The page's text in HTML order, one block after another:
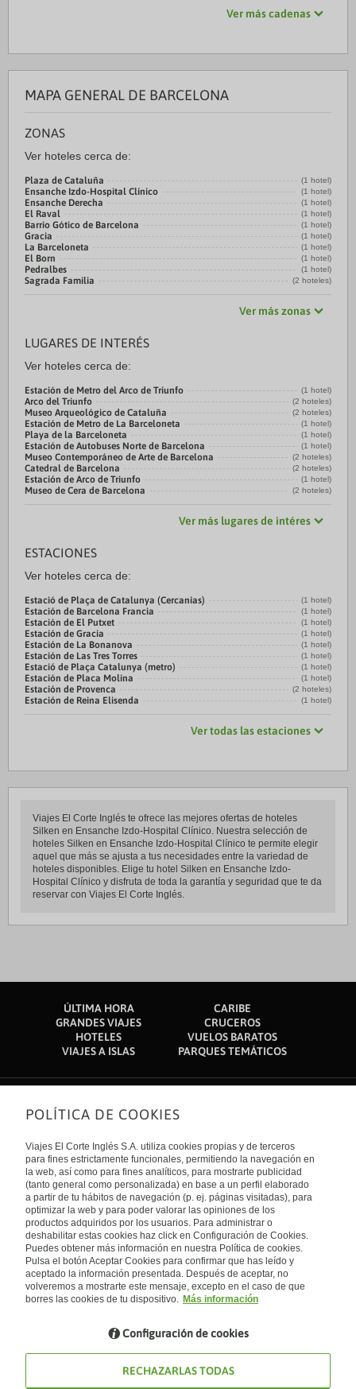
Ver más cadenas
MAPA GENERAL DE BARCELONA
ZONAS
Ver hoteles cerca de:
Plaza de Cataluña (1 hotel)
Ensanche Izdo-Hospital Clínico (1 hotel)
Ensanche Derecha (1 hotel)
El Raval (1 hotel)
Barrio Gótico de Barcelona (1 hotel)
Gracia (1 hotel)
La Barceloneta (1 hotel)
El Born (1 hotel)
Pedralbes (1 hotel)
Sagrada Familia (2 hoteles)
Ver más zonas
LUGARES DE INTERÉS
Ver hoteles cerca de:
Estación de Metro del Arco de Triunfo (1 hotel)
Arco del Triunfo (2 hoteles)
Museo Arqueológico de Cataluña (2 hoteles)
Estación de Metro de La Barceloneta (1 hotel)
Playa de la Barceloneta (1 hotel)
Estación de Autobuses Norte de Barcelona (1 hotel)
Museo Contemporáneo de Arte de Barcelona (2 hoteles)
Catedral de Barcelona (2 hoteles)
Estación de Arco de Triunfo (1 hotel)
Museo de Cera de Barcelona (2 hoteles)
Ver más lugares de intéres
ESTACIONES
Ver hoteles cerca de:
Estació de Plaça de Catalunya (Cercanias) (1 hotel)
Estación de Barcelona Francia (1 hotel)
Estación de El Putxet (1 hotel)
Estación de Gracia (1 hotel)
Estación de La Bonanova (1 hotel)
Estación de Las Tres Torres (1 hotel)
Estació de Plaça Catalunya (metro) (1 hotel)
Estación de Placa Molina (1 hotel)
Estación de Provenca (2 hoteles)
Estación de Reina Elisenda (1 hotel)
Ver todas las estaciones
Viajes El Corte Inglés te ofrece las mejores ofertas de hoteles
Silken en Ensanche Izdo-Hospital Clínico. Nuestra selección de
hoteles Silken en Ensanche Izdo-Hospital Clínico te permite elegir
aquel que más se ajusta a tus necesidades entre la variedad de
hoteles disponibles. Elige tu hotel Silken en Ensanche Izdo-
Hospital Clínico y disfruta de toda la garantía y seguridad que te da
reservar con Viajes El Corte Inglés.
ÚLTIMA HORA
CARIBE
GRANDES VIAJES
CRUCEROS
HOTELES
VUELOS BARATOS
VIAJES A ISLAS
PARQUES TEMÁTICOS
Sobre nosotros
Quiénes somos
Financiación
Sostenibilidad
Turismo accesible
Tarjeta El Corte Inglés
Trabaja con nosotros
El Corte Inglés
Canal Ético
Enlaces de interés
Guías de viaje
Catálogos
Auto check-in
Condiciones Generales
Política de privacidad
Política de cookies
Accesibilidad
Empresas/ Grupos
Internacional
España
Visita nuestro blog
Blog de Viajes el Corte inglés
POLÍTICA DE COOKIES
Viajes El Corte Inglés S.A. utiliza cookies propias y de terceros
para fines estrictamente funcionales, permitiendo la navegación en
la web, así como para fines analíticos, para mostrarte publicidad
(tanto general como personalizada) en base a un perfil elaborado
a partir de tu hábitos de navegación (p. ej. páginas visitadas), para
optimizar la web y para poder valorar las opiniones de los
productos adquiridos por los usuarios. Para administrar o
deshabilitar estas cookies haz click en Configuración de Cookies.
Puedes obtener más información en nuestra Política de cookies.
Pulsa el botón Aceptar Cookies para confirmar que has leído y
aceptado la información presentada. Después de aceptar, no
volveremos a mostrarte este mensaje, excepto en el caso de que
borres las cookies de tu dispositivo. Más información
Configuración de cookies
RECHAZARLAS TODAS